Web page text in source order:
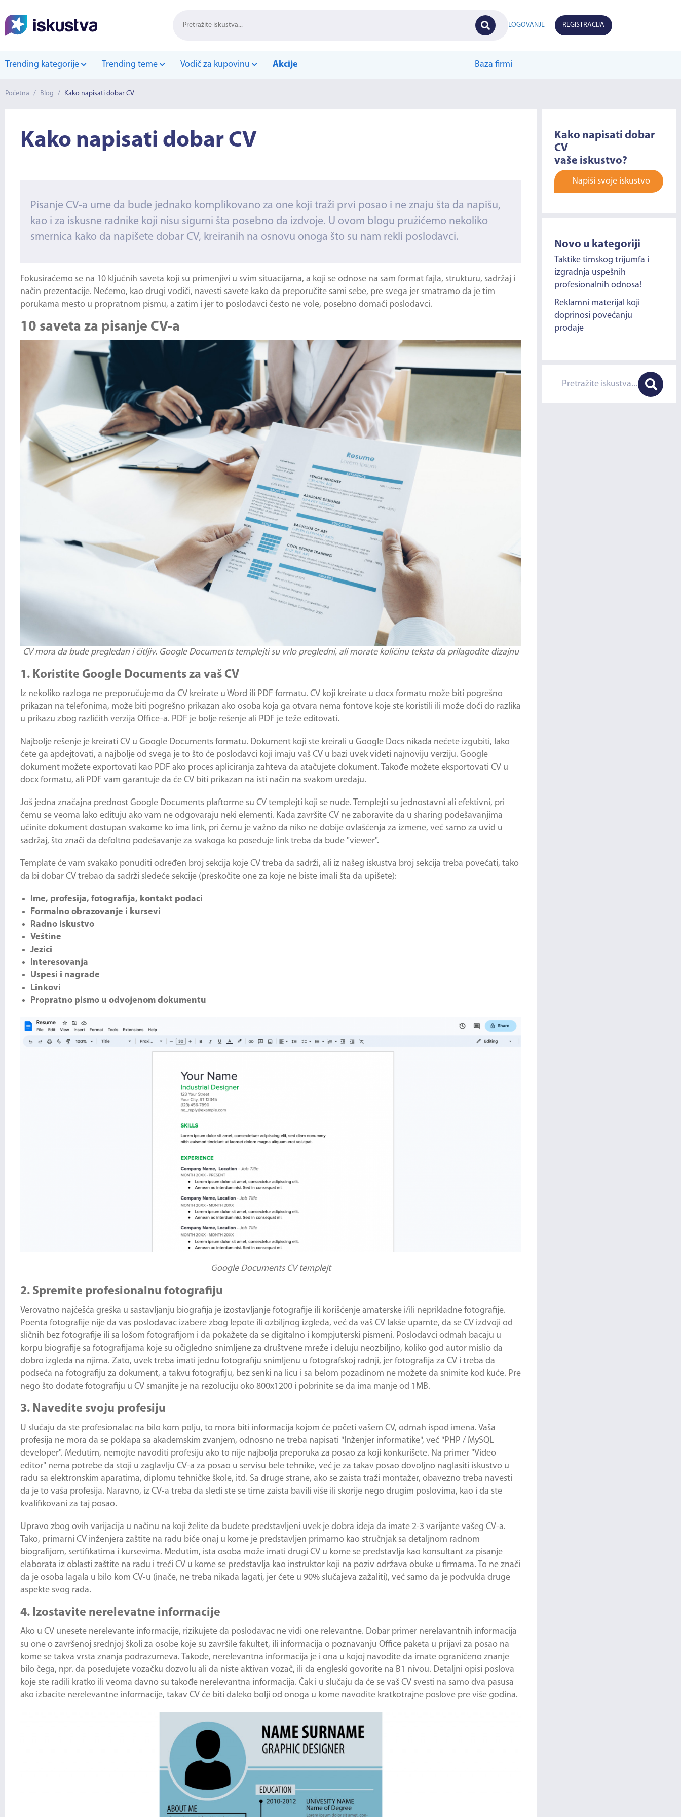
LOGOVANJE REGISTRACIJA
Trending kategorije Trending teme Vodič za kupovinu Akcije Baza firmi
Početna / Blog / Kako napisati dobar CV
Kako napisati dobar CV
Pisanje CV-a ume da bude jednako komplikovano za one koji traži prvi posao i ne znaju šta da napišu,
kao i za iskusne radnike koji nisu sigurni šta posebno da izdvoje. U ovom blogu pružićemo nekoliko
smernica kako da napišete dobar CV, kreiranih na osnovu onoga što su nam rekli poslodavci.
Fokusiraćemo se na 10 ključnih saveta koji su primenjivi u svim situacijama, a koji se odnose na sam format fajla, strukturu, sadržaj i
način prezentacije. Nećemo, kao drugi vodiči, navesti savete kako da preporučite sami sebe, pre svega jer smatramo da je tim
porukama mesto u propratnom pismu, a zatim i jer to poslodavci često ne vole, posebno domaći poslodavci.
10 saveta za pisanje CV-a
CV mora da bude pregledan i čitljiv. Google Documents templejti su vrlo pregledni, ali morate količinu teksta da prilagodite dizajnu
1. Koristite Google Documents za vaš CV
Iz nekoliko razloga ne preporučujemo da CV kreirate u Word ili PDF formatu. CV koji kreirate u docx formatu može biti pogrešno
prikazan na telefonima, može biti pogrešno prikazan ako osoba koja ga otvara nema fontove koje ste koristili ili može doći do razlika
u prikazu zbog različith verzija Office-a. PDF je bolje rešenje ali PDF je teže editovati.
Najbolje rešenje je kreirati CV u Google Documents formatu. Dokument koji ste kreirali u Google Docs nikada nećete izgubiti, lako
ćete ga apdejtovati, a najbolje od svega je to što će poslodavci koji imaju vaš CV u bazi uvek videti najnoviju verziju. Google
dokument možete exportovati kao PDF ako proces apliciranja zahteva da atačujete dokument. Takođe možete eksportovati CV u
docx formatu, ali PDF vam garantuje da će CV biti prikazan na isti način na svakom uređaju.
Još jedna značajna prednost Google Documents plaftorme su CV templejti koji se nude. Templejti su jednostavni ali efektivni, pri
čemu se veoma lako edituju ako vam ne odgovaraju neki elementi. Kada završite CV ne zaboravite da u sharing podešavanjima
učinite dokument dostupan svakome ko ima link, pri čemu je važno da niko ne dobije ovlašćenja za izmene, već samo za uvid u
sadržaj, što znači da defoltno podešavanje za svakoga ko poseduje link treba da bude "viewer".
Template će vam svakako ponuditi određen broj sekcija koje CV treba da sadrži, ali iz našeg iskustva broj sekcija treba povećati, tako
da bi dobar CV trebao da sadrži sledeće sekcije (preskočite one za koje ne biste imali šta da upišete):
Ime, profesija, fotografija, kontakt podaci
Formalno obrazovanje i kursevi
Radno iskustvo
Veštine
Jezici
Interesovanja
Uspesi i nagrade
Linkovi
Propratno pismo u odvojenom dokumentu
Google Documents CV templejt
2. Spremite profesionalnu fotografiju
Verovatno najčešća greška u sastavljanju biografija je izostavljanje fotografije ili korišćenje amaterske i/ili neprikladne fotografije.
Poenta fotografije nije da vas poslodavac izabere zbog lepote ili ozbiljnog izgleda, već da vaš CV lakše upamte, da se CV izdvoji od
sličnih bez fotografije ili sa lošom fotografijom i da pokažete da se digitalno i kompjuterski pismeni. Poslodavci odmah bacaju u
korpu biografije sa fotografijama koje su očigledno snimljene za društvene mreže i deluju neozbiljno, koliko god autor mislio da
dobro izgleda na njima. Zato, uvek treba imati jednu fotografiju snimljenu u fotografskoj radnji, jer fotografija za CV i treba da
podseća na fotografiju za dokument, a takvu fotografiju, bez senki na licu i sa belom pozadinom ne možete da snimite kod kuće. Pre
nego što dodate fotografiju u CV smanjite je na rezoluciju oko 800x1200 i pobrinite se da ima manje od 1MB.
3. Navedite svoju profesiju
U slučaju da ste profesionalac na bilo kom polju, to mora biti informacija kojom će početi vašem CV, odmah ispod imena. Vaša
profesija ne mora da se poklapa sa akademskim zvanjem, odnosno ne treba napisati "Inženjer informatike", već "PHP / MySQL
developer". Međutim, nemojte navoditi profesiju ako to nije najbolja preporuka za posao za koji konkurišete. Na primer "Video
editor" nema potrebe da stoji u zaglavlju CV-a za posao u servisu bele tehnike, već je za takav posao dovoljno naglasiti iskustvo u
radu sa elektronskim aparatima, diplomu tehničke škole, itd. Sa druge strane, ako se zaista traži montažer, obavezno treba navesti
da je to vaša profesija. Naravno, iz CV-a treba da sledi ste se time zaista bavili više ili skorije nego drugim poslovima, kao i da ste
kvalifikovani za taj posao.
Upravo zbog ovih varijacija u načinu na koji želite da budete predstavljeni uvek je dobra ideja da imate 2-3 varijante vašeg CV-a.
Tako, primarni CV inženjera zaštite na radu biće onaj u kome je predstavljen primarno kao stručnjak sa detaljnom radnom
biografijom, sertifikatima i kursevima. Međutim, ista osoba može imati drugi CV u kome se predstavlja kao konsultant za pisanje
elaborata iz oblasti zaštite na radu i treći CV u kome se predstavlja kao instruktor koji na poziv održava obuke u firmama. To ne znači
da je osoba lagala u bilo kom CV-u (inače, ne treba nikada lagati, jer ćete u 90% slučajeva zažaliti), već samo da je podvukla druge
aspekte svog rada.
4. Izostavite nerelevatne informacije
Ako u CV unesete nerelevante informacije, rizikujete da poslodavac ne vidi one relevantne. Dobar primer nerelavantnih informacija
su one o završenoj srednjoj školi za osobe koje su završile fakultet, ili informacija o poznavanju Office paketa u prijavi za posao na
kome se takva vrsta znanja podrazumeva. Takođe, nerelevantna informacija je i ona u kojoj navodite da imate ograničeno znanje
bilo čega, npr. da posedujete vozačku dozvolu ali da niste aktivan vozač, ili da engleski govorite na B1 nivou. Detaljni opisi poslova
koje ste radili kratko ili veoma davno su takođe nerelevantna informacija. Čak i u slučaju da će se vaš CV svesti na samo dva pasusa
ako izbacite nerelevantne informacije, takav CV će biti daleko bolji od onoga u kome navodite kratkotrajne poslove pre više godina.
Kako napisati dobar
CV
vaše iskustvo?
Napiši svoje iskustvo
Novo u kategoriji
Taktike timskog trijumfa i
izgradnja uspešnih
profesionalnih odnosa!
Reklamni materijal koji
doprinosi povećanju
prodaje